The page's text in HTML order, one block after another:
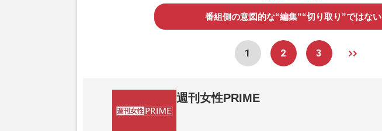
番組側の意図的な“編集”“切り取り”ではない
1 2 3
週刊女性PRIME